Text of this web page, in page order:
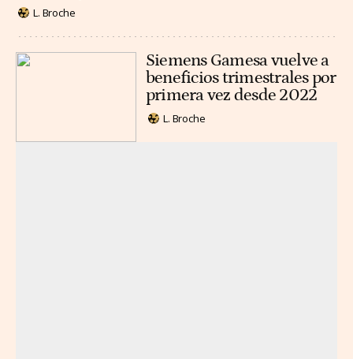
L. Broche
Siemens Gamesa vuelve a
beneficios trimestrales por
primera vez desde 2022
L. Broche